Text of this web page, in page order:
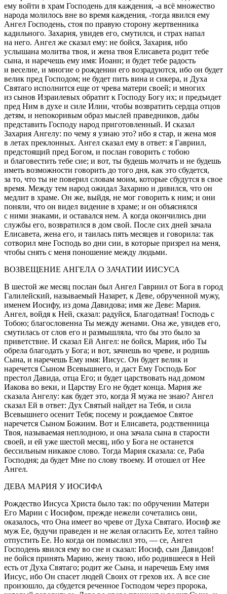
ему войти в храм Господень для каждения, -а всё множество
народа молилось вне во время каждения, -тогда явился ему
Ангел Господень, стоя по правую сторону жертвенника
кадильного. Захария, увидев его, смутился, и страх напал
на него. Ангел же сказал ему: не бойся, Захария, ибо
услышана молитва твоя, и жена твоя Елисавета родит тебе
сына, и наречешь ему имя: Иоанн; и будет тебе радость
и веселие, и многие о рождении его возрадуются, ибо он будет
велик пред Господом; не будет пить вина и сикера, и Духа
Святаго исполнится еще от чрева матери своей; и многих
из сынов Израилевых обратит к Господу Богу их; и предъидет
пред Ним в духе и силе Илии, чтобы возвратить сердца отцов
детям, и непокоривым образ мыслей праведников, дабы
представить Господу народ приготовленный. И сказал
Захария Ангелу: по чему я узнаю это? ибо я стар, и жена моя
в летах преклонных. Ангел сказал ему в ответ: я Гавриил,
предстоящий пред Богом, и послан говорить с тобою
и благовестить тебе сие; и вот, ты будешь молчать и не будешь
иметь возможности говорить до того дня, как это сбудется,
за то, что ты не поверил словам моим, которые сбудутся в свое
время. Между тем народ ожидал Захарию и дивился, что он
медлит в храме. Он же, выйдя, не мог говорить к ним; и они
поняли, что он видел видение в храме; и он объяснялся
с ними знаками, и оставался нем. А когда окончились дни
службы его, возвратился в дом свой. После сих дней зачала
Елисавета, жена его, и таилась пять месяцев и говорила: так
сотворил мне Господь во дни сии, в которые призрел на меня,
чтобы снять с меня поношение между людьми.
ВОЗВЕЩЕНИЕ АНГЕЛА О ЗАЧАТИИ ИИСУСА
В шестой же месяц послан был Ангел Гавриил от Бога в город
Галилейский, называемый Назарет, к Деве, обрученной мужу,
именем Иосифу, из дома Давидова; имя же Деве: Мария.
Ангел, войдя к Ней, сказал: радуйся, Благодатная! Господь с
Тобою; благословенна Ты между женами. Она же, увидев его,
смутилась от слов его и размышляла, что бы это было за
приветствие. И сказал Ей Ангел: не бойся, Мария, ибо Ты
обрела благодать у Бога; и вот, зачнешь во чреве, и родишь
Сына, и наречешь Ему имя: Иисус. Он будет велик и
наречется Сыном Всевышнего, и даст Ему Господь Бог
престол Давида, отца Его; и будет царствовать над домом
Иакова во веки, и Царству Его не будет конца. Мария же
сказала Ангелу: как будет это, когда Я мужа не знаю? Ангел
сказал Ей в ответ: Дух Святый найдет на Тебя, и сила
Всевышнего осенит Тебя; посему и рождаемое Святое
наречется Сыном Божиим. Вот и Елисавета, родственница
Твоя, называемая неплодною, и она зачала сына в старости
своей, и ей уже шестой месяц, ибо у Бога не останется
бессильным никакое слово. Тогда Мария сказала: се, Раба
Господня; да будет Мне по слову твоему. И отошел от Нее
Ангел.
ДЕВА МАРИЯ У ИОСИФА
Рождество Иисуса Христа было так: по обручении Матери
Его Марии с Иосифом, прежде нежели сочетались они,
оказалось, что Она имеет во чреве от Духа Святаго. Иосиф же
муж Ее, будучи праведен и не желая огласить Ее, хотел тайно
отпустить Ее. Но когда он помыслил это, — се, Ангел
Господень явился ему во сне и сказал: Иосиф, сын Давидов!
не бойся принять Марию, жену твою, ибо родившееся в Ней
есть от Духа Святаго; родит же Сына, и наречешь Ему имя
Иисус, ибо Он спасет людей Своих от грехов их. А все сие
произошло, да сбудется реченное Господом через пророка,